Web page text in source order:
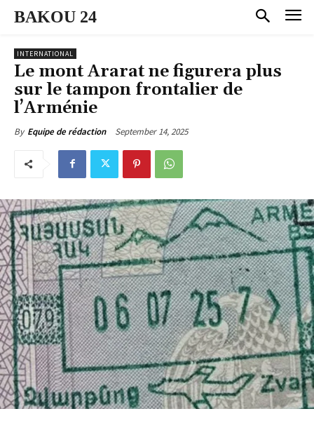
BAKOU 24
INTERNATIONAL
Le mont Ararat ne figurera plus
sur le tampon frontalier de
l’Arménie
By Equipe de rédaction September 14, 2025